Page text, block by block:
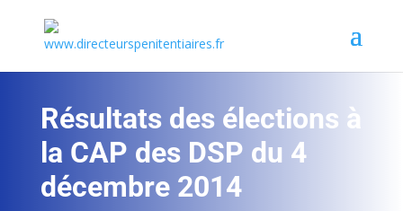
Résultats des élections à
la CAP des DSP du 4
décembre 2014